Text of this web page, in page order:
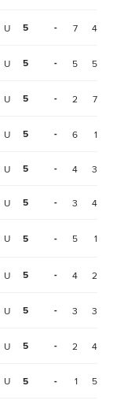
U 5 - 7 4
U 5 - 5 5
U 5 - 2 7
U 5 - 6 1
U 5 - 4 3
U 5 - 3 4
U 5 - 5 1
U 5 - 4 2
U 5 - 3 3
U 5 - 2 4
U 5 - 1 5